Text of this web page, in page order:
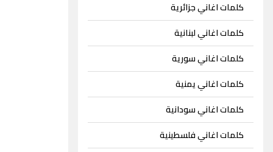
كلمات اغاني جزائرية
كلمات اغاني لبنانية
كلمات اغاني سورية
كلمات اغاني يمنية
كلمات اغاني سودانية
كلمات اغاني فلسطينية